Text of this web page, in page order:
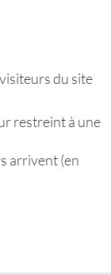
du site
restreint à une
arrivent (en